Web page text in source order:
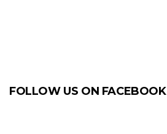
FOLLOW US ON FACEBOOK